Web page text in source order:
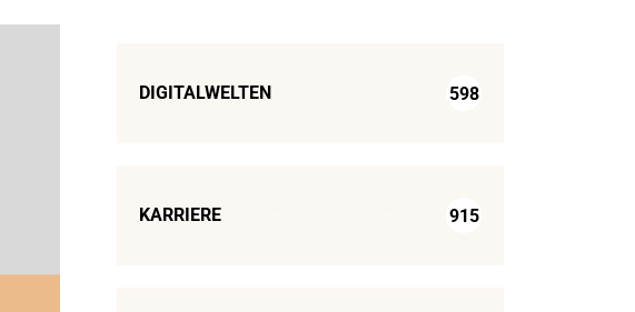
DIGITALWELTEN 598
KARRIERE 915